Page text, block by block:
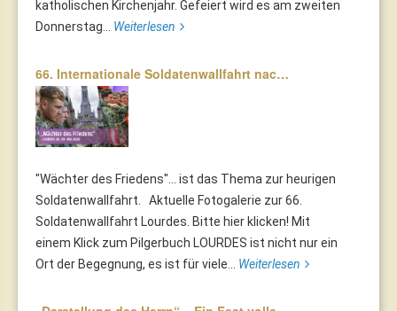
katholischen Kirchenjahr. Gefeiert wird es am zweiten
Donnerstag... Weiterlesen
66. Internationale Soldatenwallfahrt nac…
"Wächter des Friedens"... ist das Thema zur heurigen
Soldatenwallfahrt. Aktuelle Fotogalerie zur 66.
Soldatenwallfahrt Lourdes. Bitte hier klicken! Mit
einem Klick zum Pilgerbuch LOURDES ist nicht nur ein
Ort der Begegnung, es ist für viele... Weiterlesen